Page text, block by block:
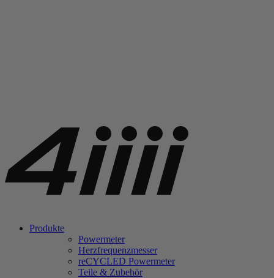
Produkte
Powermeter
Herzfrequenzmesser
reCYCLED Powermeter
Teile & Zubehör